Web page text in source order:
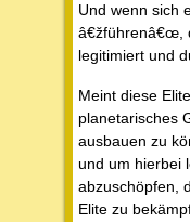
Und wenn sich
â€žführenâ€œ,
legitimiert und
Meint diese
planetarisches
ausbauen zu
und um hierbei
abzuschöpfen,
Elite zu